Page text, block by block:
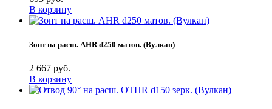
В корзину
Зонт на расш. AHR d250 матов. (Вулкан)
2 667 руб.
В корзину